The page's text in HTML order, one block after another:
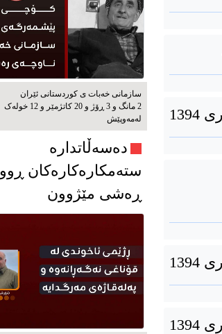
سازمانی خەبات ی كوردستانی ئێران
2 مانگ و 3 ڕۆژ و 20 کاتژمێر و 12 خوله‌ک
له‌مه‌وپێش‌
دەسەڵاتدارە
ستەمکارەکارەکان ڕوو
ڕەشی مێژوون